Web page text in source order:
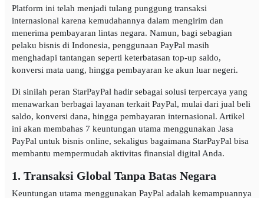
Platform ini telah menjadi tulang punggung transaksi
internasional karena kemudahannya dalam mengirim dan
menerima pembayaran lintas negara. Namun, bagi sebagian
pelaku bisnis di Indonesia, penggunaan PayPal masih
menghadapi tantangan seperti keterbatasan top-up saldo,
konversi mata uang, hingga pembayaran ke akun luar negeri.
Di sinilah peran StarPayPal hadir sebagai solusi terpercaya yang
menawarkan berbagai layanan terkait PayPal, mulai dari jual beli
saldo, konversi dana, hingga pembayaran internasional. Artikel
ini akan membahas 7 keuntungan utama menggunakan Jasa
PayPal untuk bisnis online, sekaligus bagaimana StarPayPal bisa
membantu mempermudah aktivitas finansial digital Anda.
1. Transaksi Global Tanpa Batas Negara
Keuntungan utama menggunakan PayPal adalah kemampuannya